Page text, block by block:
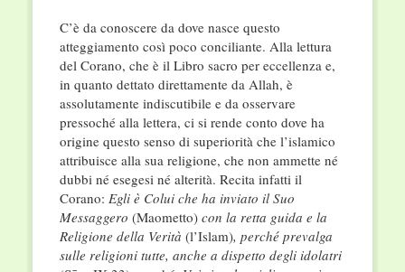
C’è da conoscere da dove nasce questo
atteggiamento così poco conciliante. Alla lettura
del Corano, che è il Libro sacro per eccellenza e,
in quanto dettato direttamente da Allah, è
assolutamente indiscutibile e da osservare
pressoché alla lettera, ci si rende conto dove ha
origine questo senso di superiorità che l’islamico
attribuisce alla sua religione, che non ammette né
dubbi né esegesi né alterità. Recita infatti il
Corano: Egli è Colui che ha inviato il Suo
Messaggero (Maometto)con la retta guida e la
Religione della Verità (l’Islam), perché prevalga
sulle religioni tutte, anche a dispetto degli idolatri